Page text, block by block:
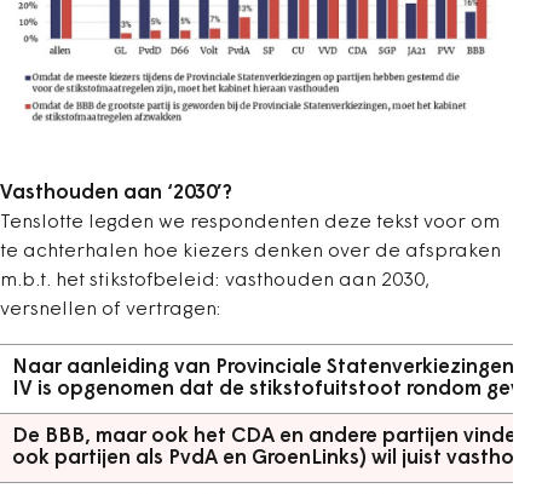
Vasthouden aan ‘2030’?
Tenslotte legden we respondenten deze tekst voor om
te achterhalen hoe kiezers denken over de afspraken
m.b.t. het stikstofbeleid: vasthouden aan 2030,
versnellen of vertragen:
Naar aanleiding van Provinciale Statenverkiezingen
IV is opgenomen dat de stikstofuitstoot rondom
De BBB, maar ook het CDA en andere partijen
ook partijen als PvdA en GroenLinks) wil juist